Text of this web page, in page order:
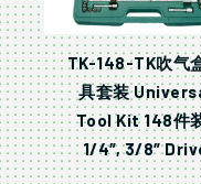
TK-148-TK吹气
具套装
Tool Kit 148件
1/4″, 3/8″